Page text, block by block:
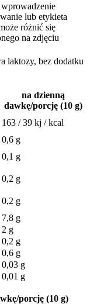
lub etykieta
różnić się
na zdjęciu
laktozy, bez dodatku
na dzienną
dawkę/porcję (10 g)
163 / 39 kj / kcal
0,6 g
0,1 g
0,2 g
0,2 g
7,8 g
2 g
0,2 g
0,6 g
0,03 g
0,01 g
porcję (10 g)